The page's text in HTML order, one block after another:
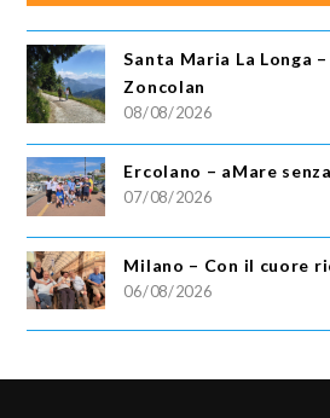
Santa Maria La Longa
Zoncolan
08/08/2026
Ercolano – aMare
07/08/2026
Milano – Con il cuore
06/08/2026